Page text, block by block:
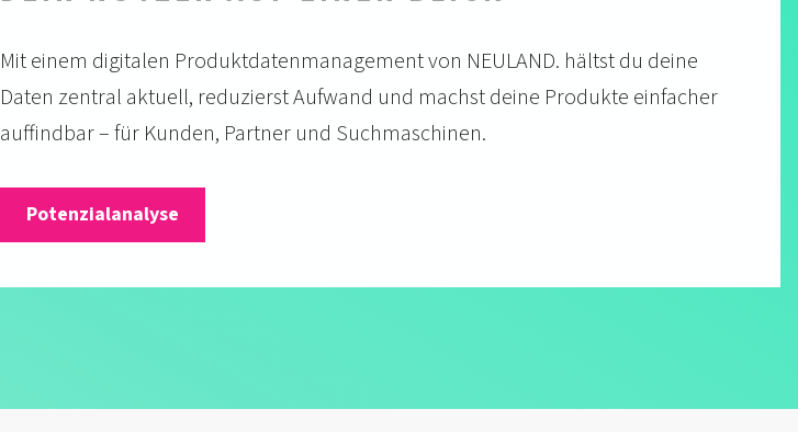
Mit einem digitalen Produkt­daten­mana­gement von NEULAND. hältst du deine
Daten zentral aktuell, redu­zierst Auf­wand und machst deine Pro­dukte ein­facher
auf­findbar – für Kunden, Partner und Such­maschinen.
Potenzialanalyse